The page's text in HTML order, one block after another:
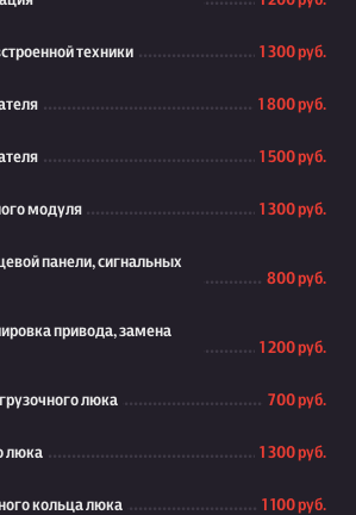
техники 1 300 руб.
1 800 руб.
1 500 руб.
модуля 1 300 руб.
панели, сигнальных
800 руб.
привода, замена
1 200 руб.
люка 700 руб.
люка 1 300 руб.
кольца люка 1 100 руб.